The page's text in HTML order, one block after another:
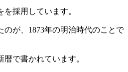
採用しています。
のが、1873年の明治時代のことで
で書かれています。